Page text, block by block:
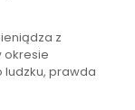
z
okresie
ludzku, prawda